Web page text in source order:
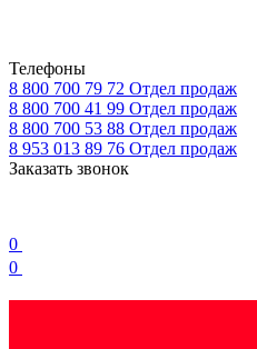
Телефоны
8 800 700 79 72 Отдел продаж
8 800 700 41 99 Отдел продаж
8 800 700 53 88 Отдел продаж
8 953 013 89 76 Отдел продаж
Заказать звонок
0
0